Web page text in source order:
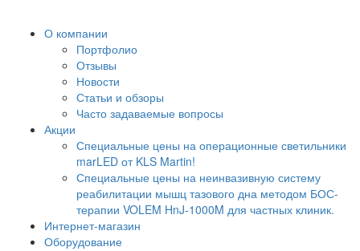
О компании
Портфолио
Отзывы
Новости
Статьи и обзоры
Часто задаваемые вопросы
Акции
Специальные цены на операционные светильники
marLED от KLS Martin!
Специальные цены на неинвазивную систему
реабилитации мышц тазового дна методом БОС-
терапии VOLEM HnJ-1000M для частных клиник.
Интернет-магазин
Оборудование